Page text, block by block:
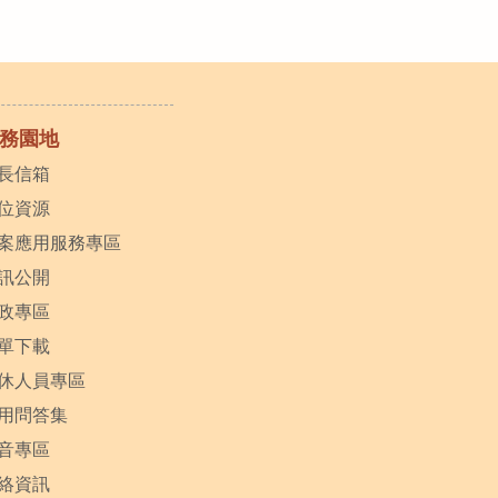
園地
信箱
資源
應用服務專區
公開
專區
下載
人員專區
問答集
專區
資訊